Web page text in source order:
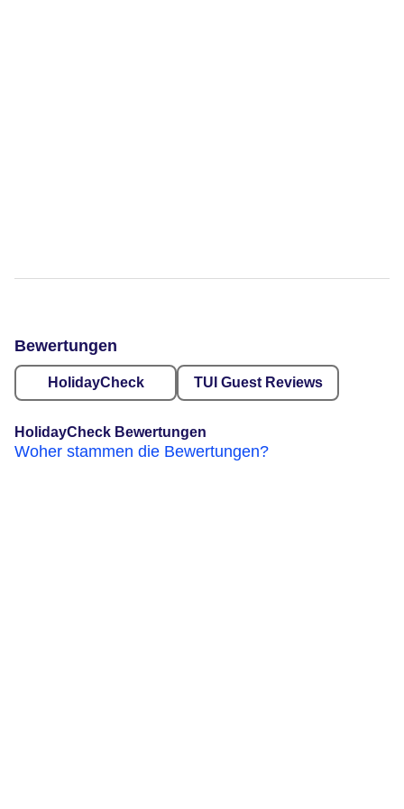
Bewertungen
HolidayCheck TUI Guest Reviews
HolidayCheck Bewertungen
Woher stammen die Bewertungen?